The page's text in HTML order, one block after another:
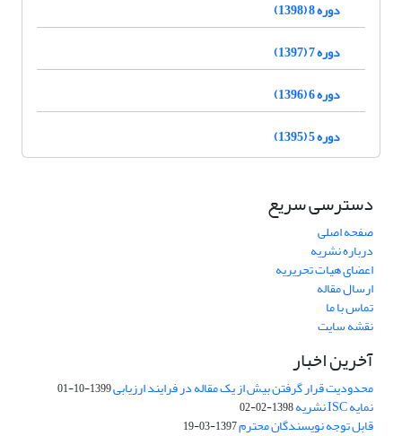
دوره 8 (1398)
دوره 7 (1397)
دوره 6 (1396)
دوره 5 (1395)
دسترسی سریع
صفحه اصلی
درباره نشریه
اعضای هیات تحریریه
ارسال مقاله
تماس با ما
نقشه سایت
آخرین اخبار
محدودیت قرار گرفتن بیش از یک مقاله در فرایند ارزیابی1399-10-01
نمایه ISC نشریه 1398-02-02
قابل توجه نویسندگان محترم1397-03-19